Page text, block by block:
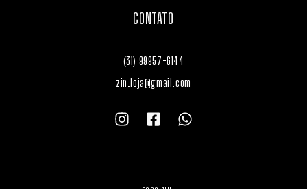
CONTATO
(31) 99957-6144
zin.loja@gmail.com